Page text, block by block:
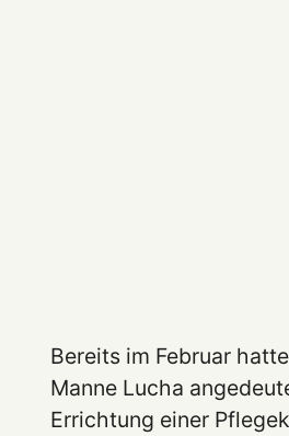
Bereits im Februar
Manne Lucha
Errichtung einer